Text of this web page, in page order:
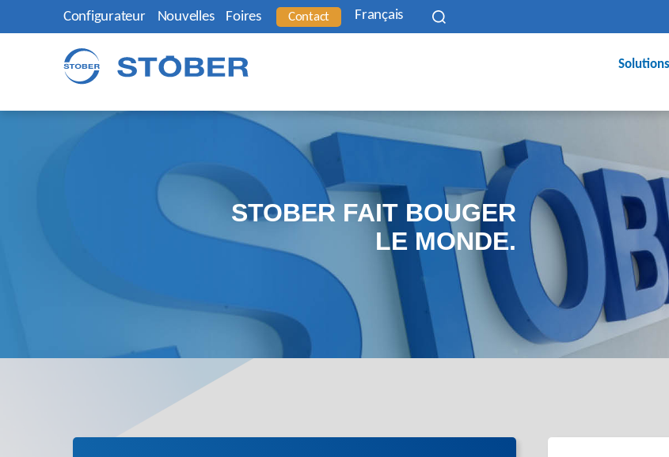
Configurateur Nouvelles Foires Contact Français
Solutions
STOBER FAIT BOUGER
LE MONDE.